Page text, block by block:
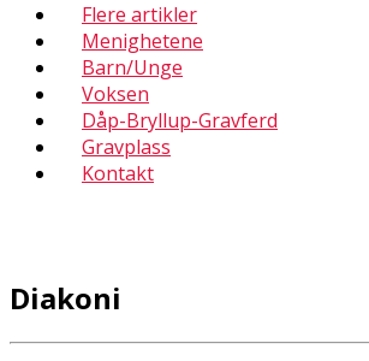
Flere artikler
Menighetene
Barn/Unge
Voksen
Dåp-Bryllup-Gravferd
Gravplass
Kontakt
Diakoni